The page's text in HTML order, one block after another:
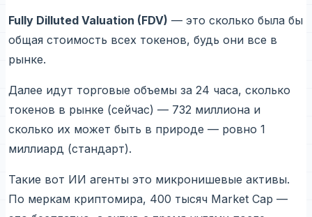
Fully Dilluted Valuation (FDV) — это сколько была бы
общая стоимость всех токенов, будь они все в
рынке.
Далее идут торговые объемы за 24 часа, сколько
токенов в рынке (сейчас) — 732 миллиона и
сколько их может быть в природе — ровно 1
миллиард (стандарт).
Такие вот ИИ агенты это микронишевые активы.
По меркам криптомира, 400 тысяч Market Cap —